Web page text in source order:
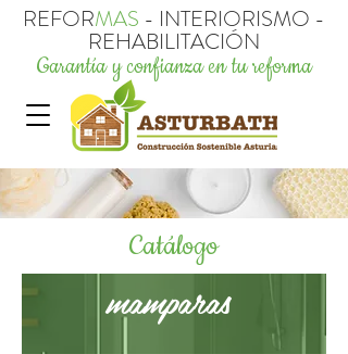
REFORMAS - INTERIORISMO -
REHABILITACIÓN
Garantía y confianza en tureforma
Catálogo
mamparas